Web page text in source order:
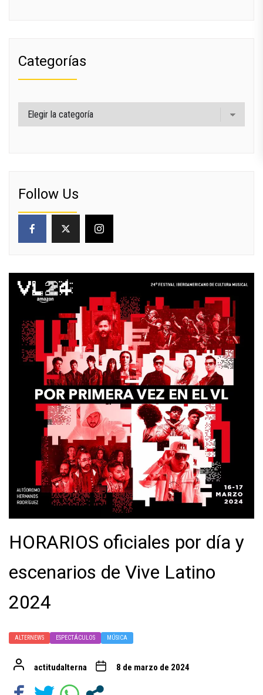
HORARIOS oficiales por día y
escenarios de Vive Latino
2024
ALTERNEWS ESPECTÁCULOS MÚSICA
actitudalterna 8 de marzo de 2024
Categorías
Categorías
Follow Us